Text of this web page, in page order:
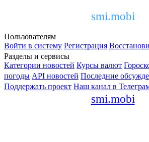
smi.mobi
Пользователям
Войти в систему Регистрация
Разделы и сервисы
Категории новостей Курсы валют
погоды API новостей Последние
Поддержать проект Наш канал в
smi.mobi